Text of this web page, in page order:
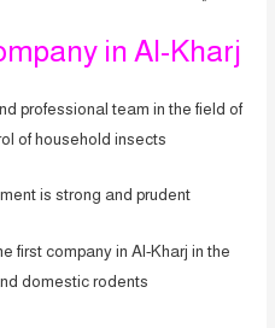
in Al-Kharj
professional team in the field of
of household insects.
is strong and prudent.
first company in Al-Kharj in the
domestic rodents.